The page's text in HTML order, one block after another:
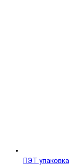
ПЭТ упаковка